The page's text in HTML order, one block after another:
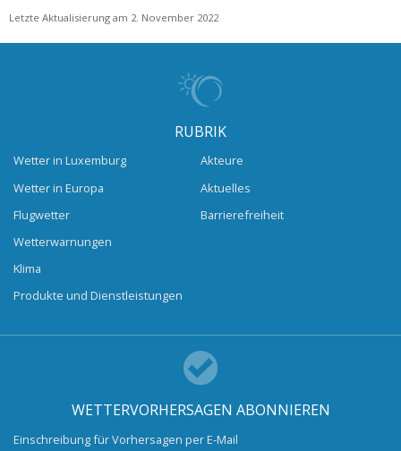
Letzte Aktualisierung am 2. November 2022
RUBRIK
Wetter in Luxemburg
Wetter in Europa
Flugwetter
Wetterwarnungen
Klima
Produkte und Dienstleistungen
Akteure
Aktuelles
Barrierefreiheit
WETTERVORHERSAGEN ABONNIEREN
Einschreibung für Vorhersagen per E-Mail